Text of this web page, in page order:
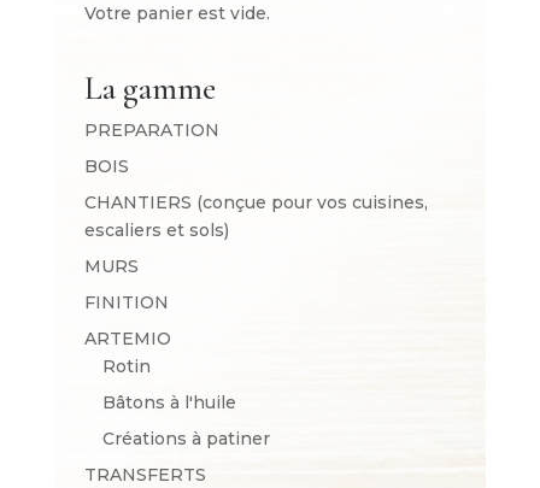
Votre panier est vide.
La gamme
PREPARATION
BOIS
CHANTIERS (conçue pour vos cuisines,
escaliers et sols)
MURS
FINITION
ARTEMIO
Rotin
Bâtons à l'huile
Créations à patiner
TRANSFERTS